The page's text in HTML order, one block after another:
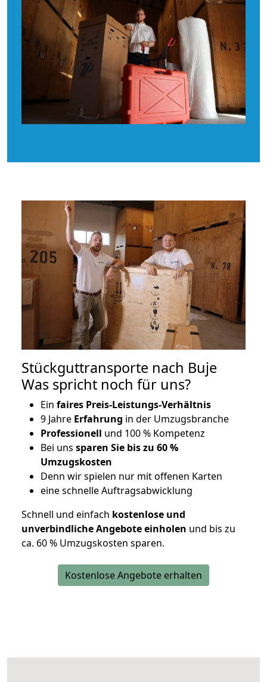
Stückguttransporte nach Buje
Was spricht noch für uns?
Ein faires Preis-Leistungs-Verhältnis
9 Jahre Erfahrung in der Umzugsbranche
Professionell und 100 % Kompetenz
Bei uns sparen Sie bis zu 60 %
Umzugskosten
Denn wir spielen nur mit offenen Karten
eine schnelle Auftragsabwicklung
Schnell und einfach kostenlose und
unverbindliche Angebote einholen und bis zu
ca. 60 % Umzugskosten sparen.
Kostenlose Angebote erhalten